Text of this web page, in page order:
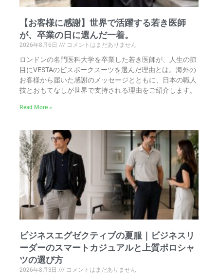
【お客様に感謝】世界で活躍する若き医師
が、卒業の日に選んだ一着。
2026年8月6日
コメントはまだありません
ロンドンの名門医科大学を卒業した若き医師が、人生の節
目にVESTAのビスポークスーツを選んだ理由とは。海外の
お客様から届いた感謝のメッセージとともに、日本の職人
技とおもてなしが世界で支持される理由をご紹介します。
Read More »
ビジネスエグゼクティブの夏服｜ビジネスリ
ーダーのスマートカジュアルと上質ポロシャ
ツの選び方
2026年8月3日
コメントはまだありません